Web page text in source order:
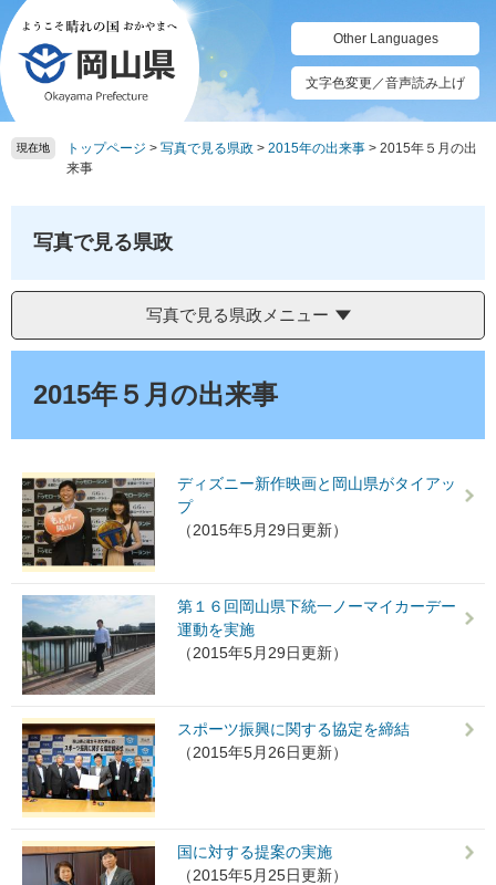
ペ
ー
ジ
の
先
頭
メ
ニ
ュ
ー
を
飛
Other Languages
文字色変更／音声読み上げ
現在地 トップページ > 写真で見る県政 > 2015年の出来事 > 2015年５月の出
来事
写真で見る県政
写真で見る県政メニュー
2015年５月の出来事
ディズニー新作映画と岡山県がタイアッ
プ
（2015年5月29日更新）
第１６回岡山県下統一ノーマイカーデー
運動を実施
（2015年5月29日更新）
スポーツ振興に関する協定を締結
（2015年5月26日更新）
国に対する提案の実施
（2015年5月25日更新）